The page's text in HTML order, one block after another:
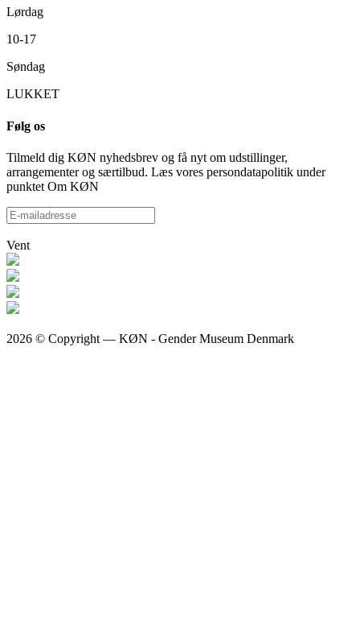
Lørdag
10-17
Søndag
LUKKET
Følg os
Tilmeld dig KØN nyhedsbrev og få nyt om udstillinger,
arrangementer og særtilbud. Læs vores persondatapolitik under
punktet Om KØN
Vent
2026 © Copyright — KØN - Gender Museum Denmark